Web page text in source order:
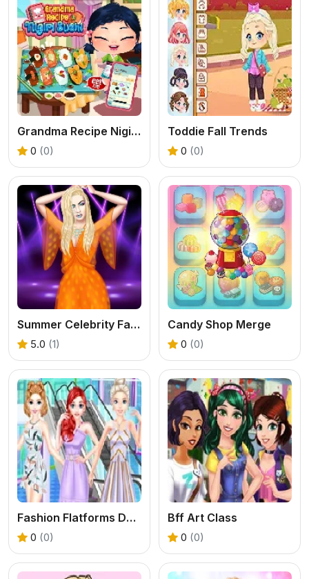
Grandma Recipe Nigiri Sushi
0 (0)
Toddie Fall Trends
0 (0)
Summer Celebrity Fashion Battle
5.0 (1)
Candy Shop Merge
0 (0)
Fashion Flatforms Design
0 (0)
Bff Art Class
0 (0)